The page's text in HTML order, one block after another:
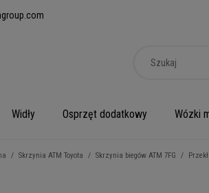
Widły Osprzęt dodatkowy Wózki
/ Skrzynia ATM Toyota / Skrzynia biegów ATM 7FG /